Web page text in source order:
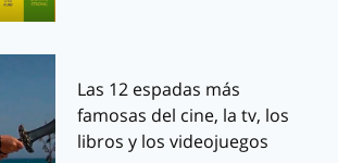
Las 12 espadas más
famosas del cine, la tv, los
libros y los videojuegos